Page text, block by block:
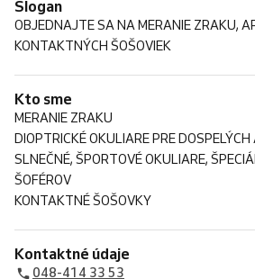
Slogan
OBJEDNAJTE SA NA MERANIE ZRAKU,
KONTAKTNÝCH ŠOŠOVIEK
Kto sme
MERANIE ZRAKU
DIOPTRICKÉ OKULIARE PRE DOSPELÝCH
SLNEČNÉ, ŠPORTOVÉ OKULIARE,
ŠOFÉROV
KONTAKTNÉ ŠOŠOVKY
Kontaktné údaje
048-414 33 53